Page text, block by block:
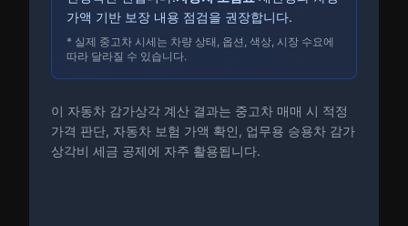
가액 기반 보장 내용 점검을 권장합니다.
* 실제 중고차 시세는 차량 상태, 옵션, 색상, 시장 수요에
따라 달라질 수 있습니다.
이 자동차 감가상각 계산 결과는 중고차 매매 시 적정
가격 판단, 자동차 보험 가액 확인, 업무용 승용차 감가
상각비 세금 공제에 자주 활용됩니다.